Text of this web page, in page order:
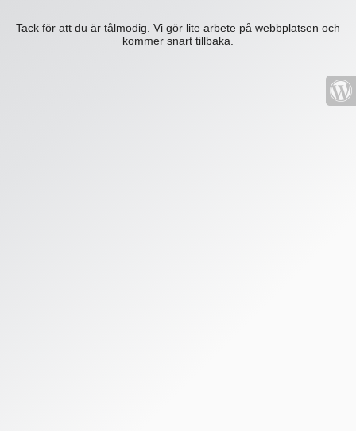
Tack för att du är tålmodig. Vi gör lite arbete på webbplatsen och
kommer snart tillbaka.